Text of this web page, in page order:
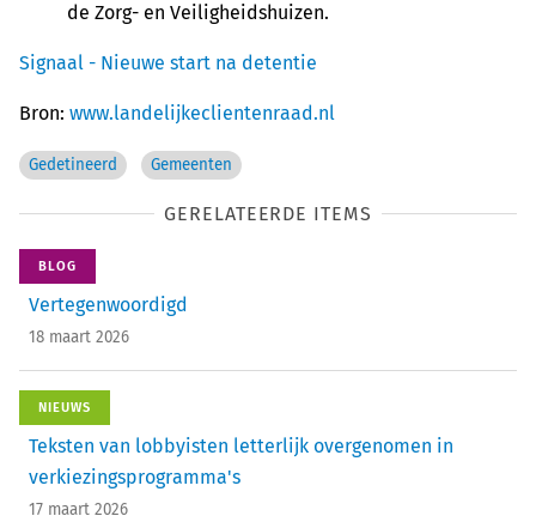
de Zorg- en Veiligheidshuizen.
Signaal - Nieuwe start na detentie
Bron: www.landelijkeclientenraad.nl
Gedetineerd Gemeenten
GERELATEERDE ITEMS
BLOG
Vertegenwoordigd
18 maart 2026
NIEUWS
Teksten van lobbyisten letterlijk overgenomen in
verkiezingsprogramma's
17 maart 2026